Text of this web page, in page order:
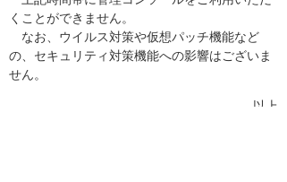
くことができません。
なお、ウイルス対策や仮想パッチ機能など
の、セキュリティ対策機能への影響はございま
せん。
以上